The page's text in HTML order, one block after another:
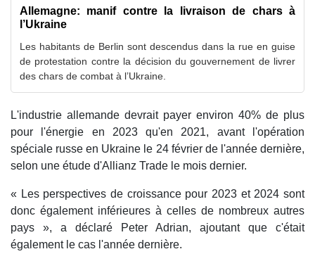
Allemagne: manif contre la livraison de chars à
l’Ukraine
Les habitants de Berlin sont descendus dans la rue en guise
de protestation contre la décision du gouvernement de livrer
des chars de combat à l’Ukraine.
L'industrie allemande devrait payer environ 40% de plus
pour l'énergie en 2023 qu'en 2021, avant l'opération
spéciale russe en Ukraine le 24 février de l'année dernière,
selon une étude d'Allianz Trade le mois dernier.
« Les perspectives de croissance pour 2023 et 2024 sont
donc également inférieures à celles de nombreux autres
pays », a déclaré Peter Adrian, ajoutant que c'était
également le cas l'année dernière.